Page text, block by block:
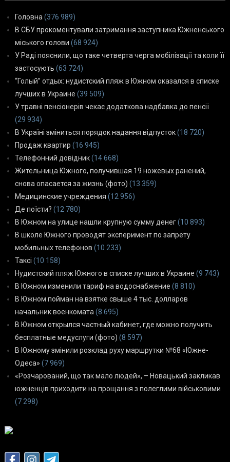
Головна (376 989)
В СБУ прокоментували затримання заступника Южненського
міського голови (68 924)
У Раді пояснили, що таке четверта черга мобілізації та коли її
застосують (63 724)
“Голый” отдых: нудистский пляж в Южном оказался в списке
лучших в Украине (39 509)
У травні пенсіонерів чекає додаткова надбавка до пенсії
(29 934)
В Україні зміниться порядок надання відпусток(18 720)
Продаж квартир (16 945)
Телефонний довідник(14 668)
Жительница Южного, получившая 19 ножевых ранений,
снова опасается за жизнь (фото) (13 359)
Медицинские учреждения (12 956)
Де поїсти? (12 780)
В Южном на улице нашли крупную сумму денег(10 893)
В школе Южного проводят эксперимент по запрету
мобильных телефонов (10 233)
Таксі (10 158)
Нудистский пляж Южного в списке лучших в Украине (9 743)
В Южном изменили тариф на водоснабжение (8 810)
В Южном пойман на взятке свыше 4 тыс. долларов
начальник военкомата (8 695)
В Южном открылся частный кабинет, где можно получить
бесплатные медуслуги (фото) (8 597)
В Южному змінили розклад руху маршрутки №68 «Южне-
Одеса» (7 969)
«Розчарований, що так мало людей», – Новацький закликав
южненців приходити на прощання з полеглими військовими
(7 298)